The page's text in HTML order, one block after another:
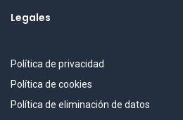
Legales
Política de privacidad
Política de cookies
Política de eliminación de datos